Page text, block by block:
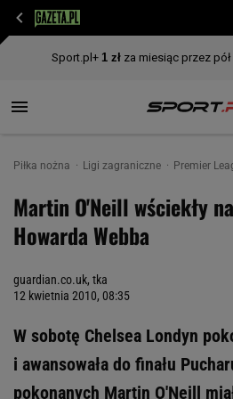
Piłka nożna Ligi zagraniczne Premier
Martin O'Neill wściekły
Howarda Webba
guardian.co.uk, tka
12 kwietnia 2010, 08:35
W sobotę Chelsea Londyn
i awansowała do finału
pokonanych Martin O'Neill